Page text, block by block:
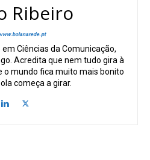
Ribeiro
Ciências da Comunicação,
Acredita que nem tudo gira à
o mundo fica muito mais bonito
começa a girar.